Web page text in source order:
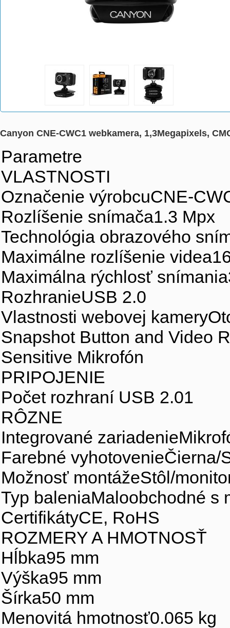
Canyon CNE-CWC1 webkamera, 1,3Megapixels,
Parametre
VLASTNOSTI
Označenie výrobcuCNE-
Rozlíšenie snímača1.3 Mpx
Technológia obrazového
Maximálne rozlíšenie
Maximálna rýchlosť
RozhranieUSB 2.0
Vlastnosti webovej
Snapshot Button and Video
Sensitive Mikrofón
PRIPOJENIE
Počet rozhraní USB 2.01
RÔZNE
Integrované
Farebné vyhotovenieČierna/
Možnosť montážeStôl/
Typ baleniaMaloobchodné s
CertifikátyCE, RoHS
ROZMERY A HMOTNOSŤ
Hĺbka95 mm
Výška95 mm
Šírka50 mm
Menovitá hmotnosť0.065 kg